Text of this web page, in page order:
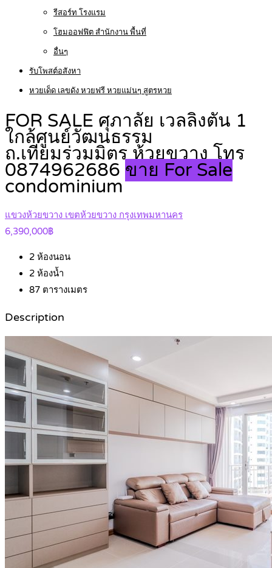
รีสอร์ท โรงแรม
โฮมออฟฟิต สำนักงาน พื้นที่
อื่นๆ
รับโพสต์อสังหา
หวยเด็ด เลขดัง หวยฟรี หวยแม่นๆ สูตรหวย
FOR SALE ศุภาลัย เวลลิงตัน 1
ใกล้ศูนย์วัฒนธรรม
ถ.เทียมร่วมมิตร ห้วยขวาง โทร
0874962686 ขาย For Sale
condominium
แขวงห้วยขวาง เขตห้วยขวาง กรุงเทพมหานคร
6,390,000฿
2 ห้องนอน
2 ห้องน้ำ
87 ตารางเมตร
Description